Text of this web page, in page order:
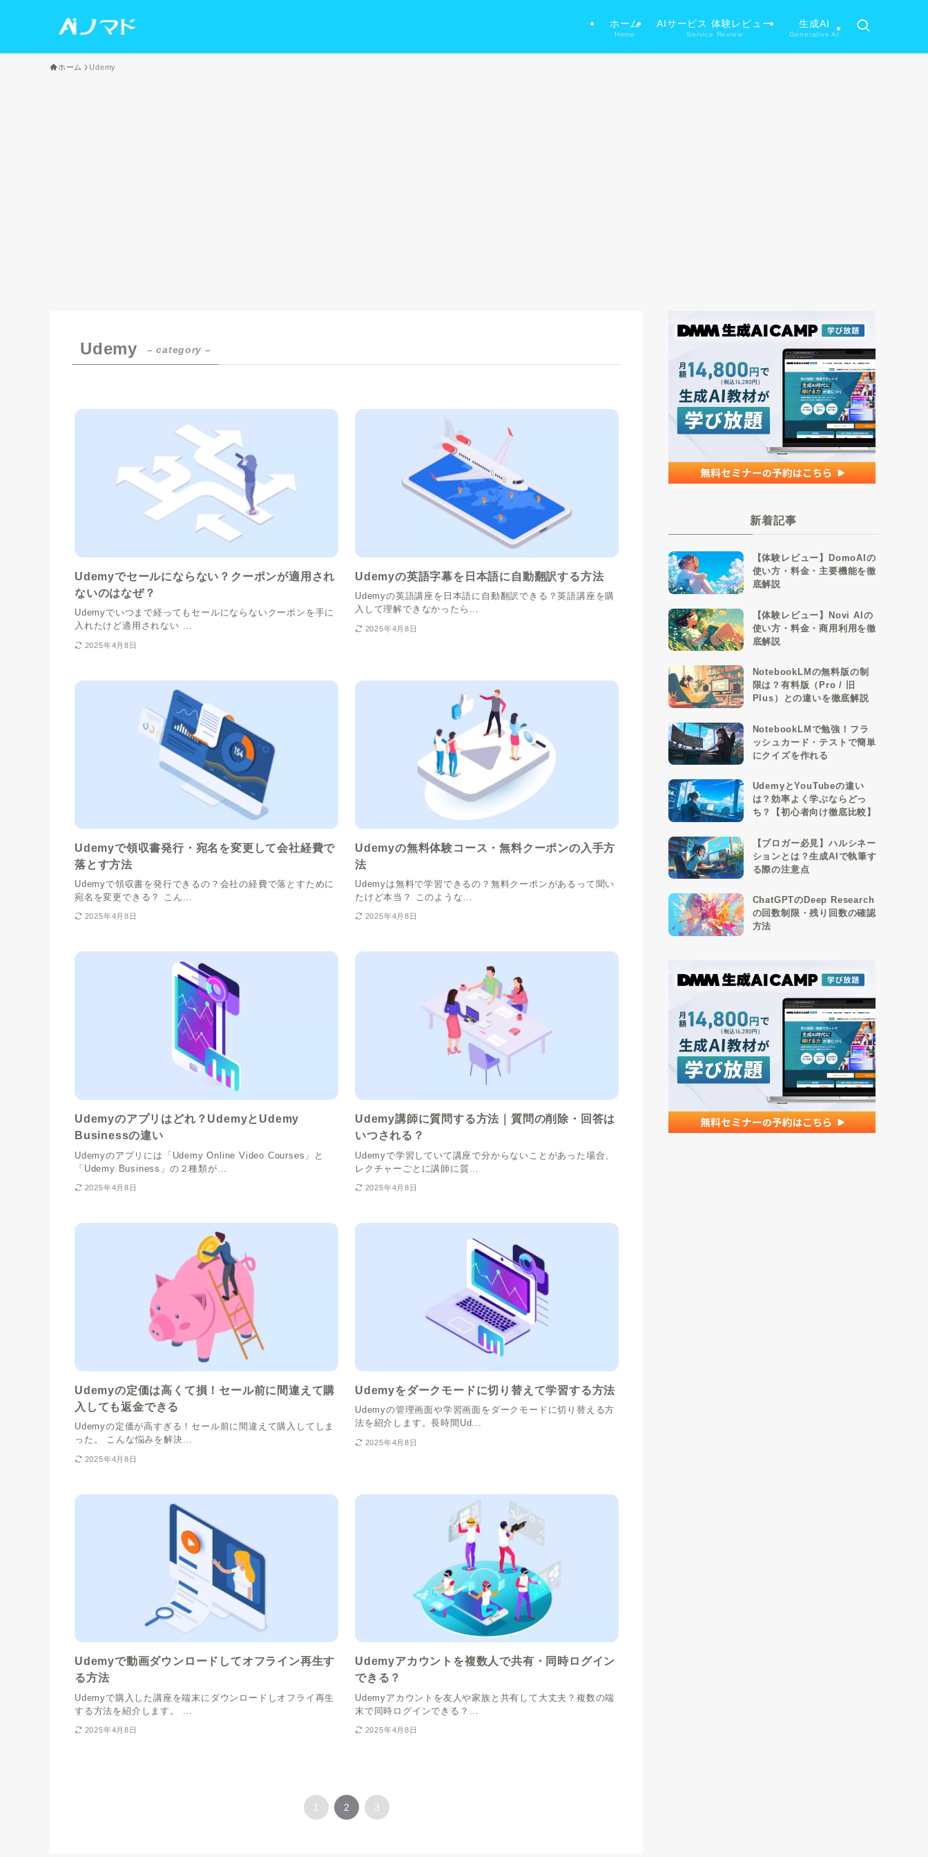
ホーム
Home
AIサービス 体験レビュー
Service Review
生成AI
Generative AI
ホーム Udemy
Udemy – category –
Udemyでセールにならない？クーポンが適用され
ないのはなぜ？
Udemyでいつまで経ってもセールにならないクーポンを手に
入れたけど適用されない ...
2025年4月8日
Udemyの英語字幕を日本語に自動翻訳する方法
Udemyの英語講座を日本語に自動翻訳できる？英語講座を購
入して理解できなかったら...
2025年4月8日
Udemyで領収書発行・宛名を変更して会社経費で
落とす方法
Udemyで領収書を発行できるの？会社の経費で落とすために
宛名を変更できる？ こん...
2025年4月8日
Udemyの無料体験コース・無料クーポンの入手方
法
Udemyは無料で学習できるの？無料クーポンがあるって聞い
たけど本当？ このような...
2025年4月8日
Udemyのアプリはどれ？UdemyとUdemy
Businessの違い
Udemyのアプリには「Udemy Online Video Courses」と
「Udemy Business」の２種類が...
2025年4月8日
Udemy講師に質問する方法｜質問の削除・回答は
いつされる？
Udemyで学習していて講座で分からないことがあった場合、
レクチャーごとに講師に質...
2025年4月8日
Udemyの定価は高くて損！セール前に間違えて購
入しても返金できる
Udemyの定価が高すぎる！セール前に間違えて購入してしま
った。 こんな悩みを解決...
2025年4月8日
Udemyをダークモードに切り替えて学習する方法
Udemyの管理画面や学習画面をダークモードに切り替える方
法を紹介します。長時間Ud...
2025年4月8日
Udemyで動画ダウンロードしてオフライン再生す
る方法
Udemyで購入した講座を端末にダウンロードしオフライ再生
する方法を紹介します。 ...
2025年4月8日
Udemyアカウントを複数人で共有・同時ログイン
できる？
Udemyアカウントを友人や家族と共有して大丈夫？複数の端
末で同時ログインできる？...
2025年4月8日
1 2 3
新着記事
【体験レビュー】DomoAIの
使い方・料金・主要機能を徹
底解説
【体験レビュー】Novi AIの
使い方・料金・商用利用を徹
底解説
NotebookLMの無料版の制
限は？有料版（Pro / 旧
Plus）との違いを徹底解説
NotebookLMで勉強！フラ
ッシュカード・テストで簡単
にクイズを作れる
UdemyとYouTubeの違い
は？効率よく学ぶならどっ
ち？【初心者向け徹底比較】
【ブロガー必見】ハルシネー
ションとは？生成AIで執筆す
る際の注意点
ChatGPTのDeep Research
の回数制限・残り回数の確認
方法